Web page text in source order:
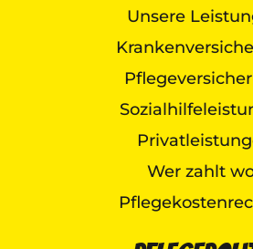
Unsere
Wer zahlt